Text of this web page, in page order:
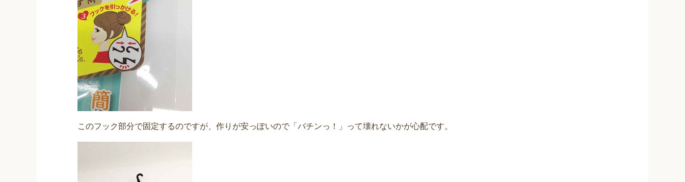
このフック部分で固定するのですが、作りが安っぽいので「バチンっ！」って壊れないかが心配です。